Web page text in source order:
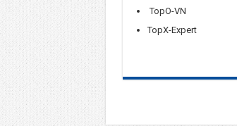
TopO-VN
TopX-Expert